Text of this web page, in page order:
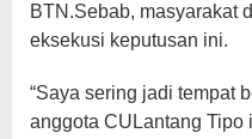
BTN.Sebab, masyarakat
eksekusi keputusan ini.
“Saya sering jadi tempat
anggota CULantang Tipo